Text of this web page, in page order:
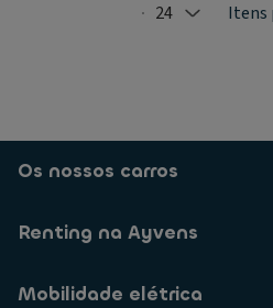
Selected: 24
24 Itens
Os nossos carros
Renting na Ayvens
Mobilidade elétrica